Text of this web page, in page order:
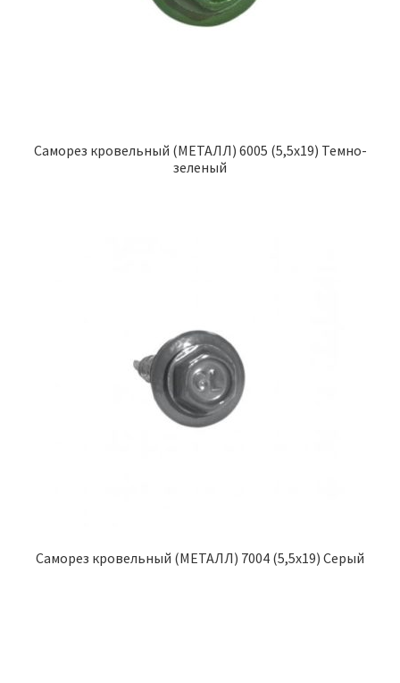
Саморез кровельный (МЕТАЛЛ) 6005 (5,5х19) Темно-
зеленый
Саморез кровельный (МЕТАЛЛ) 7004 (5,5х19) Серый